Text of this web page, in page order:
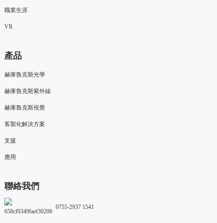
職業生涯
VR
產品
赫庫魯克斯光學
赫庫魯克斯紫外線
赫庫魯克斯視覺
客製化解決方案
支援
應用
聯絡我們
0755-2937 1541